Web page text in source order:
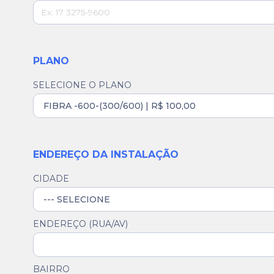
PLANO
SELECIONE O PLANO
ENDEREÇO DA INSTALAÇÃO
CIDADE
ENDEREÇO (RUA/AV)
BAIRRO